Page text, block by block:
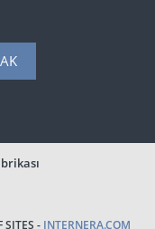
SITES - INTERNERA.COM